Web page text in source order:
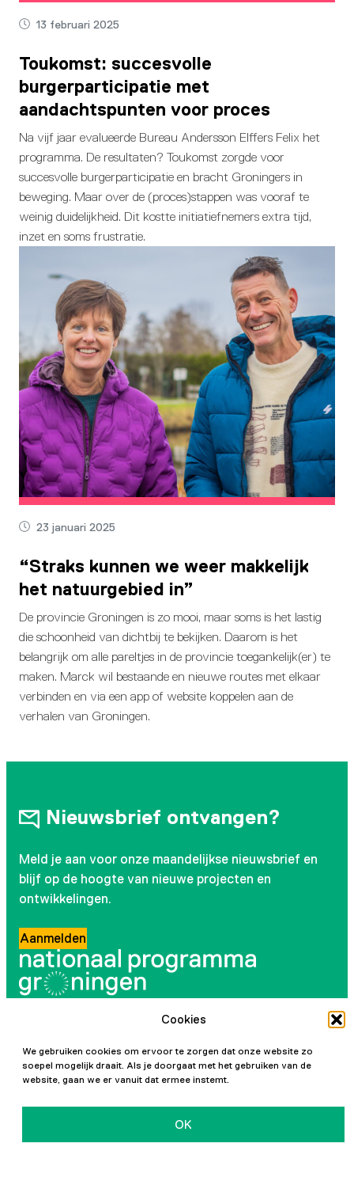
Cookies
We gebruiken cookies om ervoor te zorgen dat onze website zo
soepel mogelijk draait. Als je doorgaat met het gebruiken van de
website, gaan we er vanuit dat ermee instemt.
OK
13 februari 2025
Toukomst: succesvolle
burgerparticipatie met
aandachtspunten voor proces
Na vijf jaar evalueerde Bureau Andersson Elffers Felix het
programma. De resultaten? Toukomst zorgde voor
succesvolle burgerparticipatie en bracht Groningers in
beweging. Maar over de (proces)stappen was vooraf te
weinig duidelijkheid. Dit kostte initiatiefnemers extra tijd,
inzet en soms frustratie.
23 januari 2025
“Straks kunnen we weer makkelijk
het natuurgebied in”
De provincie Groningen is zo mooi, maar soms is het lastig
die schoonheid van dichtbij te bekijken. Daarom is het
belangrijk om alle pareltjes in de provincie toegankelijk(er) te
maken. Marck wil bestaande en nieuwe routes met elkaar
verbinden en via een app of website koppelen aan de
verhalen van Groningen.
InstagramLinkedIn YouTube Facebook
Nieuwsbrief ontvangen?
Meld je aan voor onze maandelijkse nieuwsbrief en
blijf op de hoogte van nieuwe projecten en
ontwikkelingen.
Aanmelden